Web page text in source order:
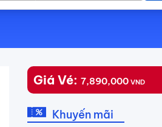
Giá Vé: 7,890,000 VND
Khuyến mãi